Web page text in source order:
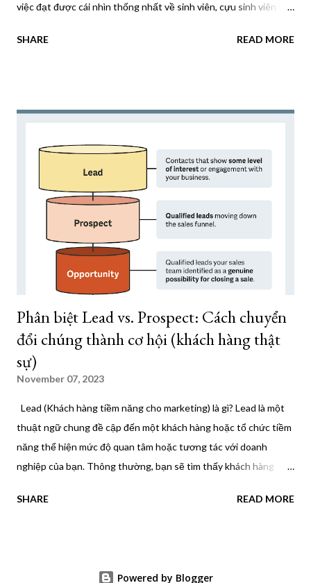
việc đạt được cái nhìn thống nhất về sinh viên, cựu sinh viên và
quán và bỏ lỡ các cơ hội tham gia. Một giải pháp hiệu quả cho
tương tác trực tuyến để cung cấp cái nhìn toàn diện về các bên
liên quan. Điều này cho phép các trường đại học cung cấp trải
nghiệm kỹ thuật số được cá nhân hóa và thúc đẩy kết quả tích
cực. CDP là gì? Nền tảng dữ liệu khách hàng (CDP) là giải pháp
công nghệ cho phép các tổ chức thu thập, hợp nhất và giám sát
dữ liệu khách hàng từ nhiều nguồn, bao gồm các lượt truy cập
trang web, tương tác qua email và phương tiện truyền thông xã
hội. Sau đó...
SHARE READ MORE
Phân biệt Lead vs. Prospect: Cách chuyển
đổi chúng thành cơ hội (khách hàng thật
sự)
November 07, 2023
Lead (Khách hàng tiềm năng cho marketing) là gì? Lead là một
thuật ngữ chung đề cập đến một khách hàng hoặc tổ chức tiềm
năng thể hiện mức độ quan tâm hoặc tương tác với doanh
nghiệp của bạn. Thông thường, bạn sẽ tìm thấy khách hàng
nghĩa là họ sẽ cần có trình độ chuyên môn và nuôi dưỡng cao
SHARE READ MORE
Powered by Blogger